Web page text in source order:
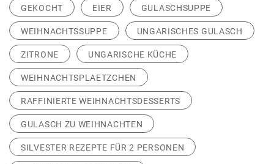
GEKOCHT EIER GULASCHSUPPE
WEIHNACHTSSUPPE UNGARISCHES GULASCH
ZITRONE UNGARISCHE KÜCHE
WEIHNACHTSPLAETZCHEN
RAFFINIERTE WEIHNACHTSDESSERTS
GULASCH ZU WEIHNACHTEN
SILVESTER REZEPTE FÜR 2 PERSONEN